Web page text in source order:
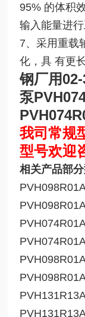
95% 的体积
输入能量进
7、采用重载
化，具 有更
钢厂用
泵
我司常规
型号欢迎
相关产品部分